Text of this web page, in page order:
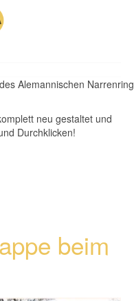
Alemannischen Narrenring
neu gestaltet und
Durchklicken!
beim